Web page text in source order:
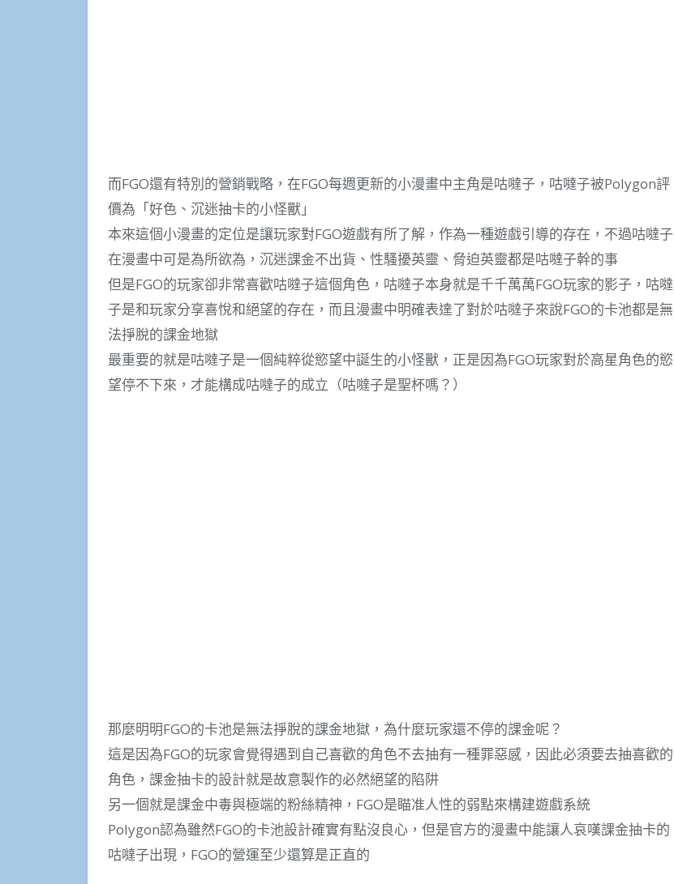
而FGO還有特別的營銷戰略，在FGO每週更新的小漫畫中主角是咕噠子，咕噠子被Polygon評
價為「好色、沉迷抽卡的小怪獸」
本來這個小漫畫的定位是讓玩家對FGO遊戲有所了解，作為一種遊戲引導的存在，不過咕噠子
在漫畫中可是為所欲為，沉迷課金不出貨、性騷擾英靈、脅迫英靈都是咕噠子幹的事
但是FGO的玩家卻非常喜歡咕噠子這個角色，咕噠子本身就是千千萬萬FGO玩家的影子，咕噠
子是和玩家分享喜悅和絕望的存在，而且漫畫中明確表達了對於咕噠子來說FGO的卡池都是無
法掙脫的課金地獄
最重要的就是咕噠子是一個純粹從慾望中誕生的小怪獸，正是因為FGO玩家對於高星角色的慾
望停不下來，才能構成咕噠子的成立（咕噠子是聖杯嗎？）
那麼明明FGO的卡池是無法掙脫的課金地獄，為什麼玩家還不停的課金呢？
這是因為FGO的玩家會覺得遇到自己喜歡的角色不去抽有一種罪惡感，因此必須要去抽喜歡的
角色，課金抽卡的設計就是故意製作的必然絕望的陷阱
另一個就是課金中毒與極端的粉絲精神，FGO是瞄准人性的弱點來構建遊戲系統
Polygon認為雖然FGO的卡池設計確實有點沒良心，但是官方的漫畫中能讓人哀嘆課金抽卡的
咕噠子出現，FGO的營運至少還算是正直的